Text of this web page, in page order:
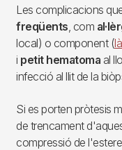
Les complicacions
freqüents , com
local) o component (
i petit hematoma al
infecció al llit de la
Si es porten pròtesis
de trencament
compressió de